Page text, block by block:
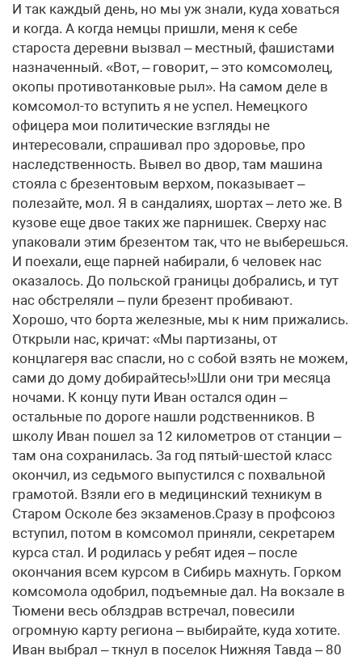
И так каждый день, но мы уж знали, куда ховаться
и когда. А когда немцы пришли, меня к себе
староста деревни вызвал – местный, фашистами
назначенный. «Вот, – говорит, – это комсомолец,
окопы противотанковые рыл». На самом деле в
комсомол-то вступить я не успел. Немецкого
офицера мои политические взгляды не
интересовали, спрашивал про здоровье, про
наследственность. Вывел во двор, там машина
стояла с брезентовым верхом, показывает –
полезайте, мол. Я в сандалиях, шортах – лето же. В
кузове еще двое таких же парнишек. Сверху нас
упаковали этим брезентом так, что не выберешься.
И поехали, еще парней набирали, 6 человек нас
оказалось. До польской границы добрались, и тут
нас обстреляли – пули брезент пробивают.
Хорошо, что борта железные, мы к ним прижались.
Открыли нас, кричат: «Мы партизаны, от
концлагеря вас спасли, но с собой взять не можем,
сами до дому добирайтесь!»Шли они три месяца
ночами. К концу пути Иван остался один –
остальные по дороге нашли родственников. В
школу Иван пошел за 12 километров от станции –
там она сохранилась. За год пятый-шестой класс
окончил, из седьмого выпустился с похвальной
грамотой. Взяли его в медицинский техникум в
Старом Осколе без экзаменов.Сразу в профсоюз
вступил, потом в комсомол приняли, секретарем
курса стал. И родилась у ребят идея – после
окончания всем курсом в Сибирь махнуть. Горком
комсомола одобрил, подъемные дал. На вокзале в
Тюмени весь облздрав встречал, повесили
огромную карту региона – выбирайте, куда хотите.
Иван выбрал – ткнул в поселок Нижняя Тавда – 80